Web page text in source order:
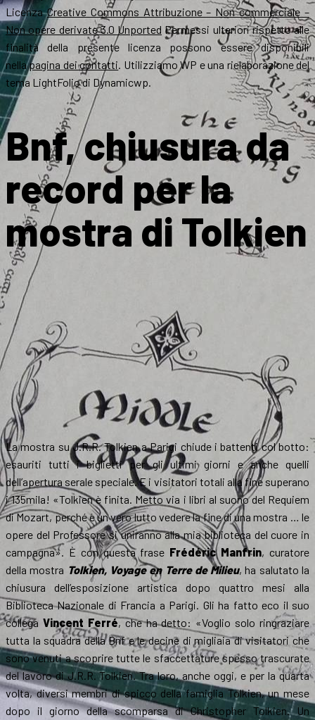
LicenzaCreative Commons Attribuzione – Non commerciale –
Non opere derivate 3.0 Unported Permessi ulteriori rispetto alle
finalità della presente licenza possono essere disponibili
nellapagina dei contatti. Utilizziamo WP e una rielaborazione del
tema LightFolio di Dynamicwp.
Bnf, chiusura da
record per la
mostra di Tolkien
La mostra su J.R.R. Tolkien a Parigi chiude i battenti col botto:
esauriti tutti i biglietti per gli ultimi giorni e anche quelli
dell’apertura serale speciale. E i visitatori totali alla fine superano
i 135mila! «Tolkien è finita. Metto via i libri al suono del Requiem
di Mozart, perché è un vero lutto vedere la fine di una mostra … le
opere del Professore si uniranno alla mia biblioteca del cuore in
campagna». È con questa frase Frédéric Manfrin, curatore
della mostra Tolkien, Voyage en Terre de Milieu, ha salutato la
chiusura dell’esposizione artistica dopo quattro mesi alla
Biblioteca Nazionale di Francia a Parigi. Gli ha fatto eco il suo
collega Vincent Ferré, che ha detto: «Voglio solo ringraziare
tutta la squadra della Bnf e le decine di migliaia di visitatori che
sono venuti a scoprire tutte le sfaccettature spesso trascurate
del lavoro di J.R.R. Tolkien. Tra loro, anche oggi, e per la quarta
volta, diversi membri di spicco della famiglia Tolkien, un mese
dopo il giorno della scomparsa di Christopher Tolkien. Un